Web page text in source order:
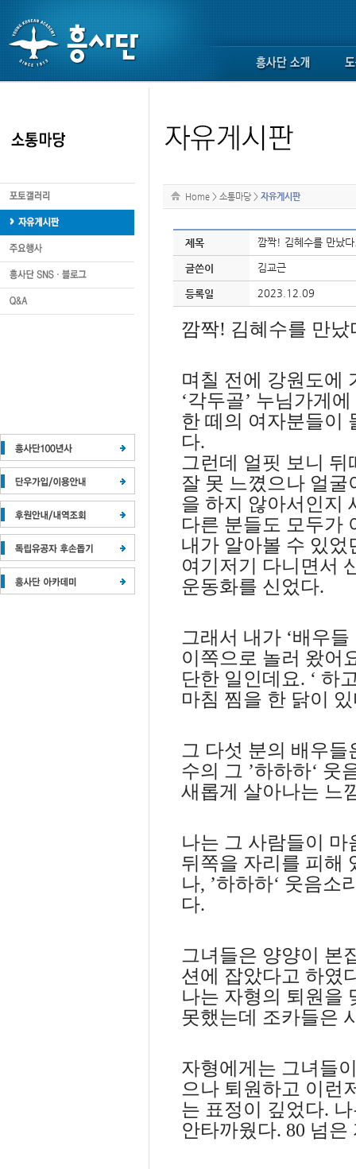
Home > 소통마당 > 자유게시판
제목 깜짝! 김혜수를 만났
글쓴이 김교근
등록일 2023.12.09
깜짝! 김혜수를 만났
며칠 전에 강원도에
‘각두골’ 누님가게
한 떼의 여자분들이
다.
그런데 얼핏 보니
잘 못 느꼈으나 얼
을 하지 않아서인지
다른 분들도 모두가
내가 알아볼 수 있
여기저기 다니면서
운동화를 신었다.
그래서 내가 ‘배우들
이쪽으로 놀러 왔어
단한 일인데요. ‘ 하
마침 찜을 한 닭이
그 다섯 분의 배우
수의 그 ’하하하‘ 웃
새롭게 살아나는 느
나는 그 사람들이
뒤쪽을 자리를 피해
나, ’하하하‘ 웃음소
다.
그녀들은 양양이 본
션에 잡았다고 하였
나는 자형의 퇴원을
못했는데 조카들은
자형에게는 그녀들
으나 퇴원하고 이런
는 표정이 깊었다.
안타까웠다. 80 넘은